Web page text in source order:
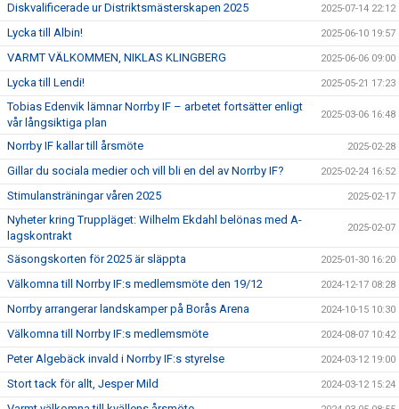
Diskvalificerade ur Distriktsmästerskapen 2025 2025-07-14 22:12
Lycka till Albin! 2025-06-10 19:57
VARMT VÄLKOMMEN, NIKLAS KLINGBERG 2025-06-06 09:00
Lycka till Lendi! 2025-05-21 17:23
Tobias Edenvik lämnar Norrby IF – arbetet fortsätter enligt
vår långsiktiga plan
2025-03-06 16:48
Norrby IF kallar till årsmöte 2025-02-28
Gillar du sociala medier och vill bli en del av Norrby IF? 2025-02-24 16:52
Stimulansträningar våren 2025 2025-02-17
Nyheter kring Truppläget: Wilhelm Ekdahl belönas med A-
lagskontrakt
2025-02-07
Säsongskorten för 2025 är släppta 2025-01-30 16:20
Välkomna till Norrby IF:s medlemsmöte den 19/12 2024-12-17 08:28
Norrby arrangerar landskamper på Borås Arena 2024-10-15 10:30
Välkomna till Norrby IF:s medlemsmöte 2024-08-07 10:42
Peter Algebäck invald i Norrby IF:s styrelse 2024-03-12 19:00
Stort tack för allt, Jesper Mild 2024-03-12 15:24